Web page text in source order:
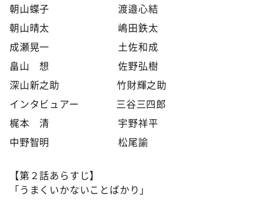
朝山蝶子 渡邉心結
朝山晴太 嶋田鉄太
成瀬晃一 土佐和成
畠山 想 佐野弘樹
深山新之助 竹財輝之助
インタビュアー 三谷三四郎
梶本 清 宇野祥平
中野智明 松尾諭
【第２話あらすじ】
「うまくいかないことばかり」